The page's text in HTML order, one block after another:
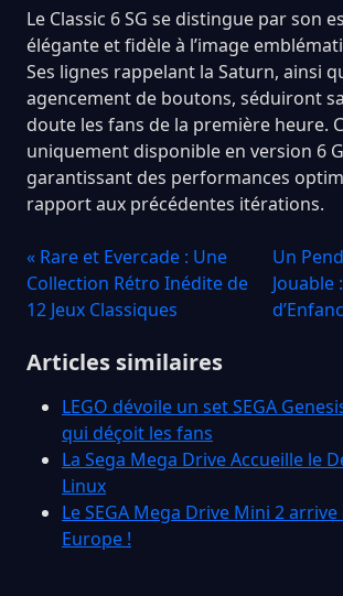
Le Classic 6 SG se distingue par son
élégante et fidèle à l’image
Ses lignes rappelant la Saturn, ainsi
agencement de boutons, séduiront
doute les fans de la première heure.
uniquement disponible en version 6
garantissant des performances
rapport aux précédentes itérations.
« Rare et Evercade : Une
Collection Rétro Inédite de
12 Jeux Classiques
Un
Jouable
Articles similaires
LEGO dévoile un set SEGA
qui déçoit les fans
La Sega Mega Drive Accueille le
Linux
Le SEGA Mega Drive Mini 2
Europe !